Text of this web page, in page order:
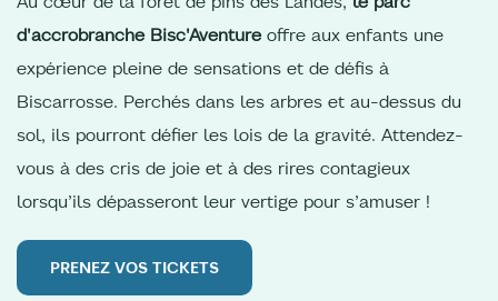
d'accrobranche Bisc'Aventure offre aux enfants une
expérience pleine de sensations et de défis à
Biscarrosse. Perchés dans les arbres et au-dessus du
sol, ils pourront défier les lois de la gravité. Attendez-
vous à des cris de joie et à des rires contagieux
lorsqu’ils dépasseront leur vertige pour s’amuser !
PRENEZ VOS TICKETS